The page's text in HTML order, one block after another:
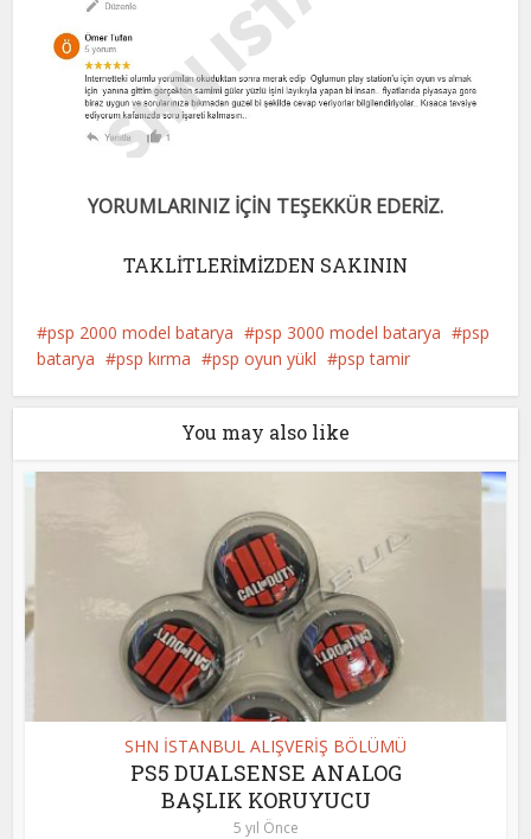
YORUMLARINIZ İÇİN TEŞEKKÜR EDERİZ.
TAKLİTLERİMİZDEN SAKININ
psp 2000 model batarya psp 3000 model batarya
psp
batarya
psp kırma psp oyun yükl psp tamir
You may also like
SHN İSTANBUL ALIŞVERİŞ BÖLÜMÜ
PS5 DUALSENSE ANALOG
BAŞLIK KORUYUCU
5 yıl Önce